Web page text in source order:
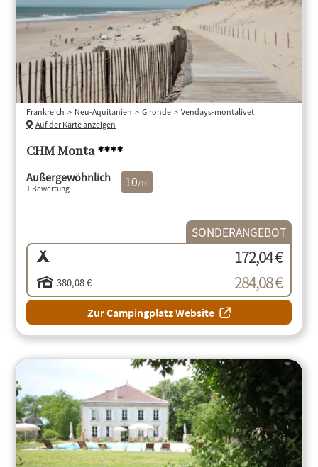
CHM Monta****
Frankreich Neu-Aquitanien Gironde
Vendays-montalivet
Auf der Karte anzeigen
Außergewöhnlich
1 Bewertung 10/10
SONDERANGEBOT
172,04 €
380,08 € 284,08 €
Zur Campingplatz Website